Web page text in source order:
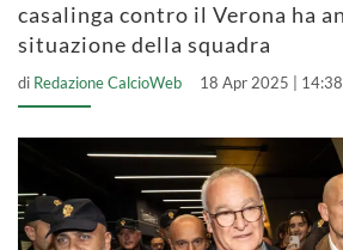
casalinga contro il Verona ha
situazione della squadra
di Redazione CalcioWeb 18 Apr 2025 | 14:38